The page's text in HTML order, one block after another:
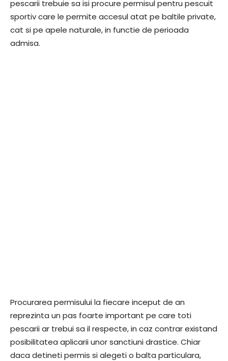
pescarii trebuie sa isi procure permisul pentru pescuit
sportiv care le permite accesul atat pe baltile private,
cat si pe apele naturale, in functie de perioada
admisa.
Procurarea permisului la fiecare inceput de an
reprezinta un pas foarte important pe care toti
pescarii ar trebui sa il respecte, in caz contrar existand
posibilitatea aplicarii unor sanctiuni drastice. Chiar
daca detineti permis si alegeti o balta particulara,